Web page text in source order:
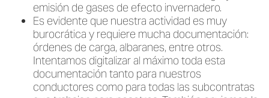
emisión de gases de efecto invernadero.
Es evidente que nuestra actividad es muy
burocrática y requiere mucha documentación:
órdenes de carga, albaranes, entre otros.
Intentamos digitalizar al máximo toda esta
documentación tanto para nuestros
conductores como para todas las subcontratas